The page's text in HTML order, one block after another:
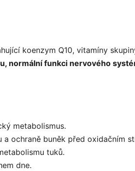
koenzym Q10, vitamíny
normální funkci nervového
metabolismus.
ochraně buněk před oxidačním
tuků.
dne.